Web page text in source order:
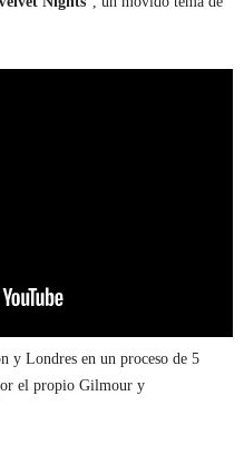
y Londres en un proceso de 5
el propio Gilmour y